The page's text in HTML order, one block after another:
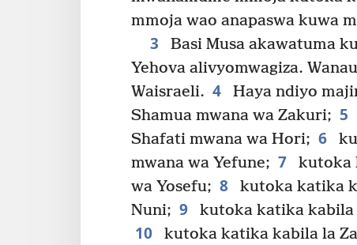
mmoja wao anapaswa kuwa
3 Basi Musa akawatuma
Yehova alivyomwagiza.
Waisraeli. 4
Haya ndiyo
Shamua mwana wa Zakuri; 5
Shafati mwana wa Hori; 6
mwana wa Yefune; 7
kutoka
wa Yosefu; 8 kutoka katika
Nuni; 9 kutoka katika kabila
10 kutoka katika kabila la